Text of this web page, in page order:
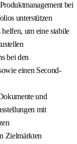
bei
unterstützen
um eine stabile
bei den
einen Second-
und
mit
Zielmärkten